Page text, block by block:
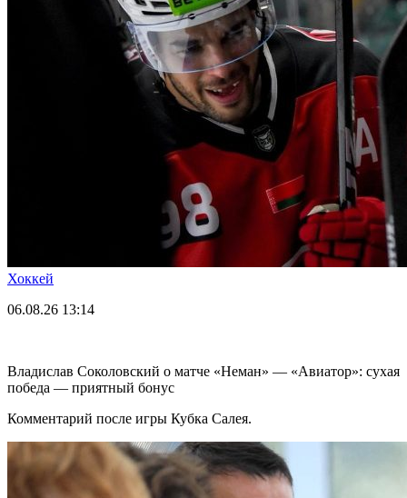
Хоккей
06.08.26 13:14
Владислав Соколовский о матче «Неман» — «Авиатор»: сухая
победа — приятный бонус
Комментарий после игры Кубка Салея.